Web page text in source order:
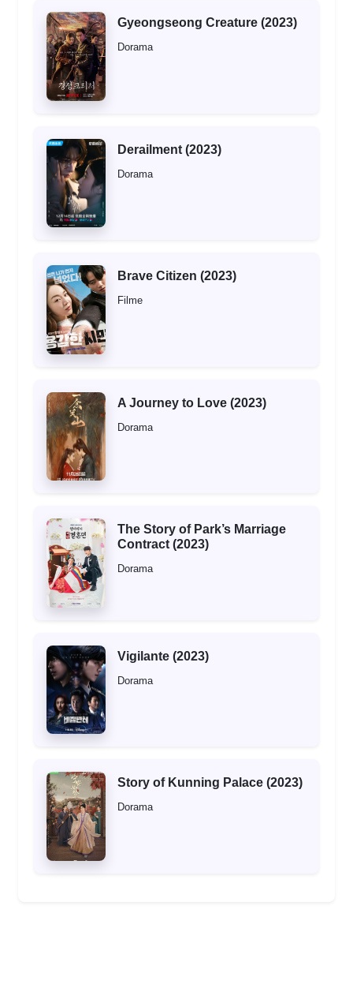
Gyeongseong Creature (2023)
Dorama
Derailment (2023)
Dorama
Brave Citizen (2023)
Filme
A Journey to Love (2023)
Dorama
The Story of Park’s Marriage
Contract (2023)
Dorama
Vigilante (2023)
Dorama
Story of Kunning Palace (2023)
Dorama